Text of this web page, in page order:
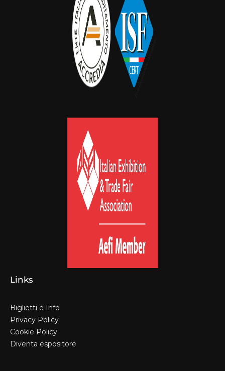
Links
Biglietti e Info
Privacy Policy
Cookie Policy
Diventa espositore